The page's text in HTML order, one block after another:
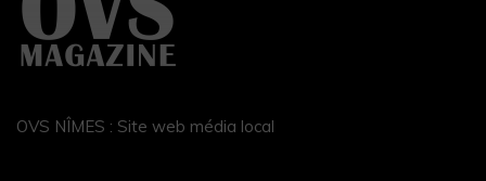
OVS NÎMES : Site web média local